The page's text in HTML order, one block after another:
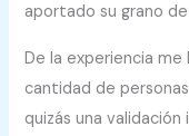
aportado su grano
De la experiencia me
cantidad de
quizás una